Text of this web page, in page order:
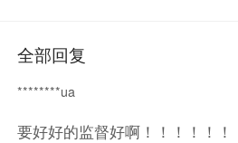
全部回复
********ua
要好好的监督好啊！！！！！！